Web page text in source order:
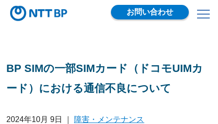
お問い合わせ
BP SIMの一部SIMカード（ドコモUIMカ
ード）における通信不良について
2024年10月 9日 障害・メンテナンス